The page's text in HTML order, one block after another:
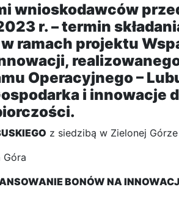
wnioskodawców
r. – termin
ramach projektu
Operacyjnego –
i innowacje
z siedzibą w Zielonej Górze
Góra
BONÓW NA